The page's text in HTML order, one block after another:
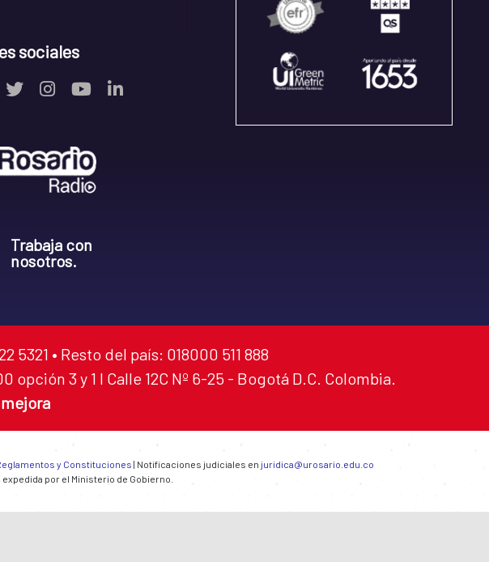
sociales
Trabaja con
nosotros.
• Resto del país: 018000 511 888
3 y 1 I Calle 12C Nº 6-25 - Bogotá D.C. Colombia.
y Constituciones | Notificaciones judiciales en juridica@urosario.edu.co
por el Ministerio de Gobierno.